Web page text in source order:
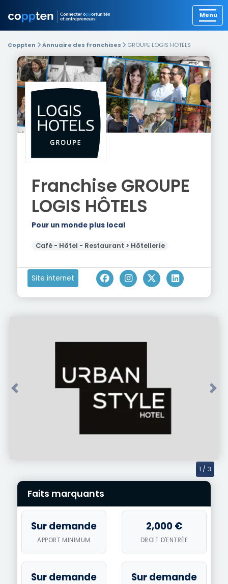
Précédent
Coppten Annuaire des franchises GROUPE LOGIS HÔTELS
Franchise GROUPE
LOGIS HÔTELS
Pour un monde plus local
Café - Hôtel - Restaurant > Hôtellerie
Site internet
Précédent
1 / 3
Faits marquants
Sur demande
APPORT MINIMUM
2,000 €
DROIT D'ENTRÉE
Sur demande Sur demande